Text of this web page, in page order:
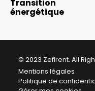
Beautot
Parc
Besançon
6 Rue Saint-
École-
Transition
énergétique
© 2023 Zefirent. All
Mentions légales
Politique de